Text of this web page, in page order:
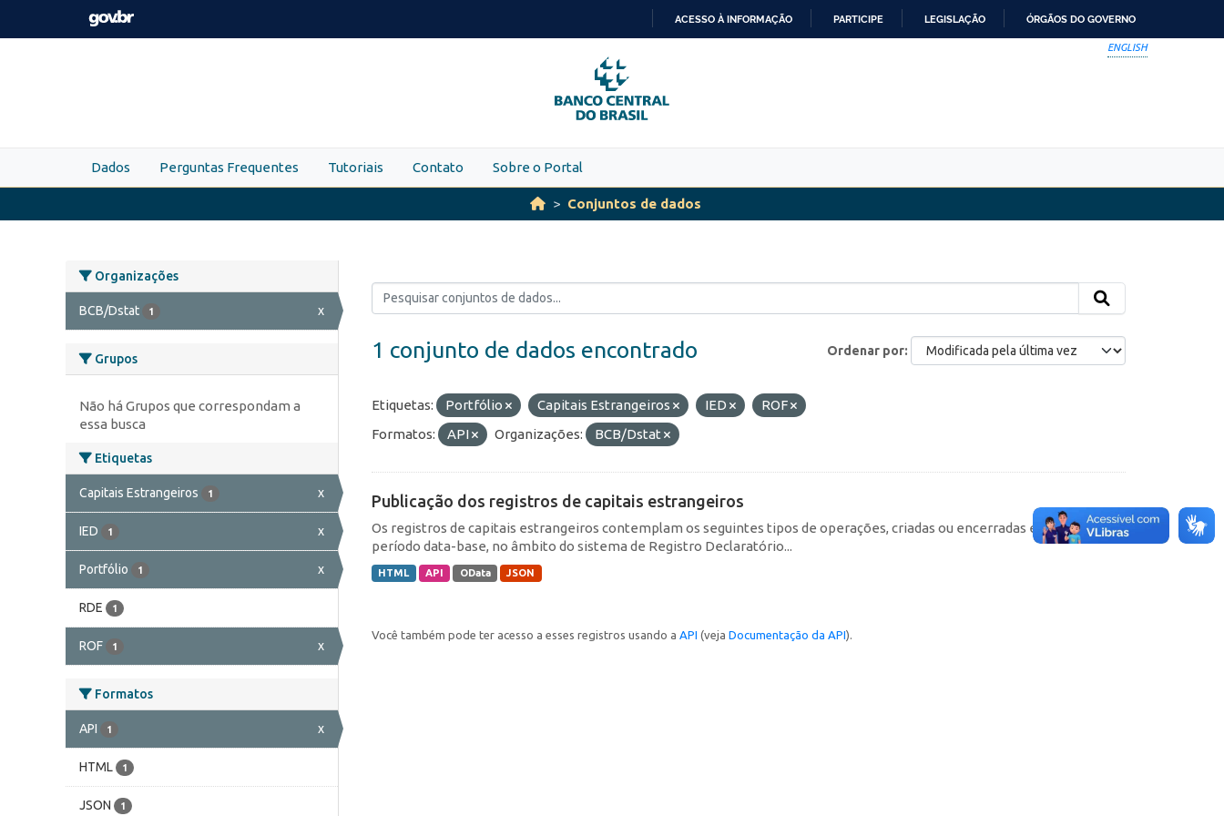
Skip to main content
PARA
O
CONTEÚDO
ACESSO À INFORMAÇÃO PARTICIPE LEGISLAÇÃO ÓRGÃOS DO GOVERNO
ENGLISH
Dados Perguntas Frequentes Tutoriais Contato Sobre o Portal
Conjuntos de dados
Organizações
BCB/Dstat 1 x
Grupos
Não há Grupos que correspondam a
essa busca
Etiquetas
Capitais Estrangeiros 1 x
IED 1 x
Portfólio 1 x
RDE 1
ROF 1 x
Formatos
API 1 x
HTML 1
JSON 1
Ordenar por
1 conjunto de dados encontrado
Etiquetas: Portfólio Capitais Estrangeiros IED
ROF
Formatos:
API Organizações: BCB/Dstat
Publicação dos registros de capitais estrangeiros
Os registros de capitais estrangeiros contemplam os seguintes tipos de operações, criadas ou encerradas em cada
período data-base, no âmbito do sistema de Registro Declaratório...
HTML API OData JSON
Você também pode ter acesso a esses registros usando a API (veja Documentação da API).